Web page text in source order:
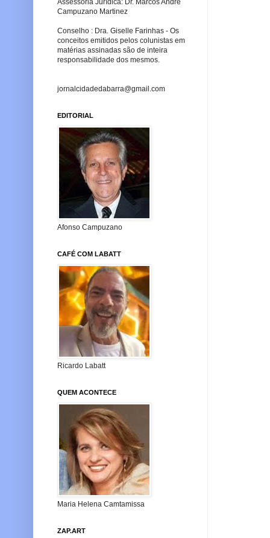
Assessoria Jurídica: Dr. Marcos André
Campuzano Martinez
Conselho : Dra. Giselle Farinhas - Os
conceitos emitidos pelos colunistas em
matérias assinadas são de inteira
responsabilidade dos mesmos.
jornalcidadedabarra@gmail.com
EDITORIAL
Afonso Campuzano
CAFÉ COM LABATT
Ricardo Labatt
QUEM ACONTECE
Maria Helena Camtamissa
ZAP.ART